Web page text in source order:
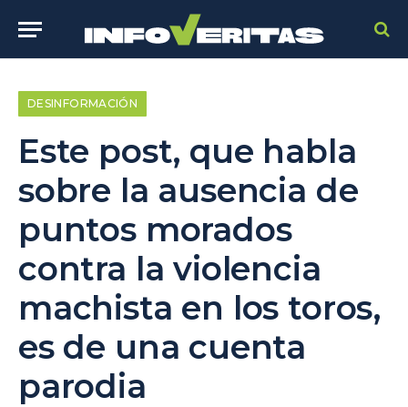
DESINFORMACIÓN
Este post, que habla
sobre la ausencia de
puntos morados
contra la violencia
machista en los toros,
es de una cuenta
parodia